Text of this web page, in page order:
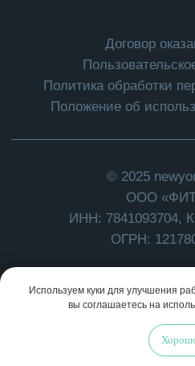
Используем куки для улучшения
вы соглашаетесь на